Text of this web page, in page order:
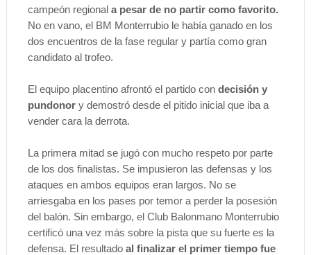
campeón regional a pesar de no partir como favorito.
No en vano, el BM Monterrubio le había ganado en los
dos encuentros de la fase regular y partía como gran
candidato al trofeo.
El equipo placentino afrontó el partido con decisión y
pundonory demostró desde el pitido inicial que iba a
vender cara la derrota.
La primera mitad se jugó con mucho respeto por parte
de los dos finalistas. Se impusieron las defensas y los
ataques en ambos equipos eran largos. No se
arriesgaba en los pases por temor a perder la posesión
del balón. Sin embargo, el Club Balonmano Monterrubio
certificó una vez más sobre la pista que su fuerte es la
defensa. El resultado al finalizar el primer tiempo fue